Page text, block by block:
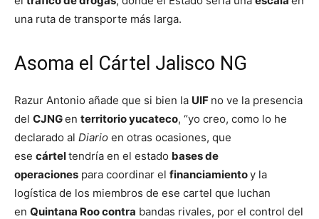
una ruta de transporte más larga.
Asoma el Cártel Jalisco NG
Razur Antonio añade que si bien la UIF no ve la presencia
del CJNGen territorio yucateco, “yo creo, como lo he
declarado al Diario en otras ocasiones, que
ese cárteltendría en el estado bases de
operaciones para coordinar el financiamientoy la
logística de los miembros de ese cartel que luchan
en Quintana Roo contra bandas rivales, por el control del